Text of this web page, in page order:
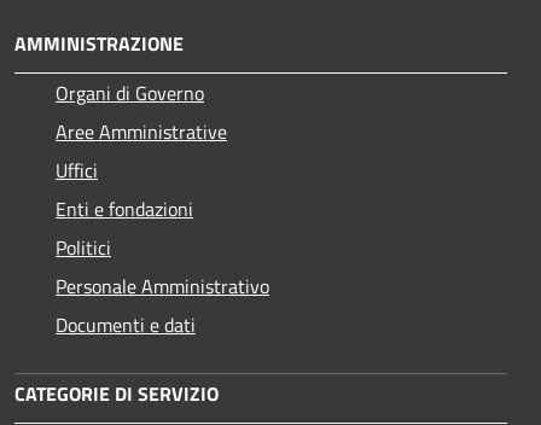
AMMINISTRAZIONE
Organi di Governo
Aree Amministrative
Uffici
Enti e fondazioni
Politici
Personale Amministrativo
Documenti e dati
CATEGORIE DI SERVIZIO